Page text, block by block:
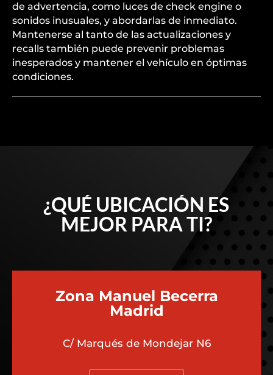
de advertencia, como luces de check engine o
sonidos inusuales, y abordarlas de inmediato.
Mantenerse al tanto de las actualizaciones y
recalls también puede prevenir problemas
inesperados y mantener el vehículo en óptimas
condiciones.
¿QUÉ UBICACIÓN ES
MEJOR PARA TI?
Zona Manuel Becerra
Madrid
C/ Marqués de Mondejar N6